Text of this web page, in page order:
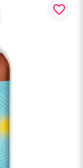
favorite_border